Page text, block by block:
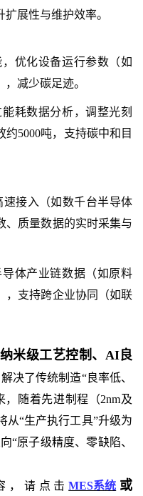
展性与维护效率。
优化设备运行参数（如
减少碳足迹。
耗数据分析，调整光刻
5000吨，支持碳中和目
速接入（如数千台半导体
、质量数据的实时采集与
导体产业链数据（如原料
，支持跨企业协同（如联
纳米级工艺控制、AI良
解决了传统制造“良率低、
随着先进制程（2nm及
从“生产执行工具”升级为
“原子级精度、零缺陷、
，请点击MES系统 或